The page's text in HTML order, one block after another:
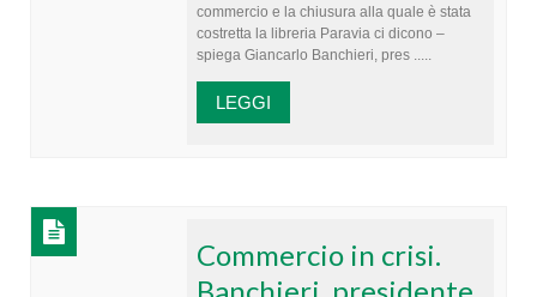
commercio e la chiusura alla quale è stata
costretta la libreria Paravia ci dicono –
spiega Giancarlo Banchieri, pres .....
LEGGI
Commercio in crisi.